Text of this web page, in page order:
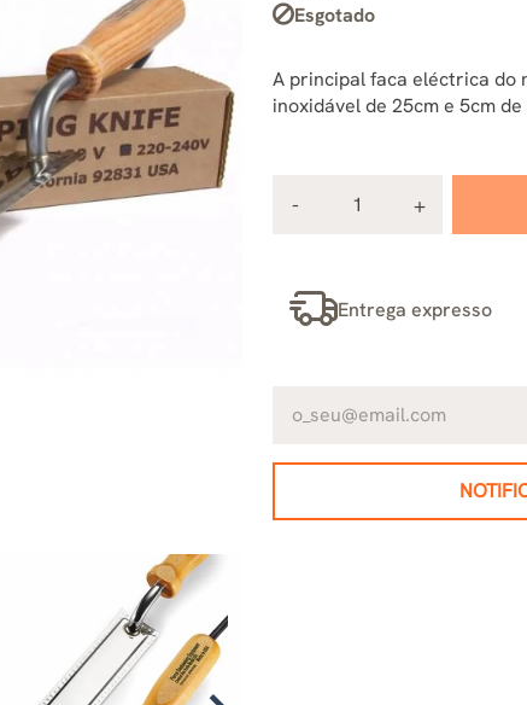
Esgotado
A principal faca eléctrica do
inoxidável de 25cm e 5cm
Entrega expresso